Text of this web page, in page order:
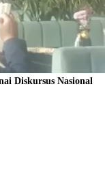
Diskursus Nasional